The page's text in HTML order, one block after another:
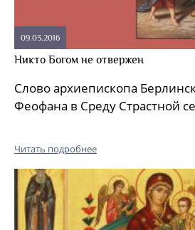
09.03.2016
Никто Богом не отвержен
Слово архиепископа
Феофана в Среду Страстной
Читать подробнее